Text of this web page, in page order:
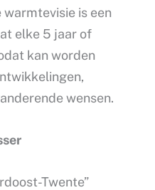
is een
elke 5 jaar of
kan worden
wensen.
Twente”